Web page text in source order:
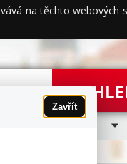
na těchto
Zavřít